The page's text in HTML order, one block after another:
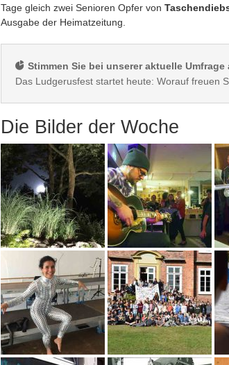
Tage gleich zwei Senioren Opfer von
Ausgabe der Heimatzeitung.
Stimmen Sie bei unserer aktuelle Umfrage
Die Bilder der Woche